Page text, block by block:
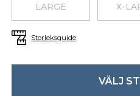
LARGE X-
Storleksguide
VÄLJ